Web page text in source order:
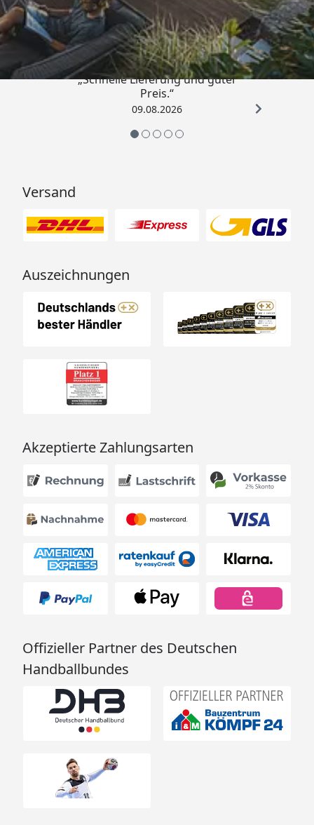
4,83/ 5
„Schnelle Lieferung und guter
Preis.“
09.08.2026
Versand
Auszeichnungen
Akzeptierte Zahlungsarten
Offizieller Partner des Deutschen
Handballbundes